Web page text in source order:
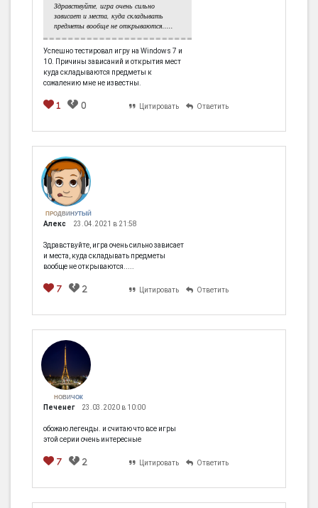
Здравствуйте, игра очень сильно
зависает и места, куда складывать
предметы вообще не открываются.....
Успешно тестировал игру на Windows 7 и
10. Причины зависаний и открытия мест
куда складываются предметы к
сожалению мне не известны.
1 0 Цитировать Ответить
ПРОДВИНУТЫЙ
Алекс 23.04.2021 в 21:58
Здравствуйте, игра очень сильно зависает
и места, куда складывать предметы
вообще не открываются.....
7 2 Цитировать Ответить
НОВИЧОК
Печенег 23.03.2020 в 10:00
обожаю легенды. и считаю что все игры
этой серии очень интересные
7 2 Цитировать Ответить